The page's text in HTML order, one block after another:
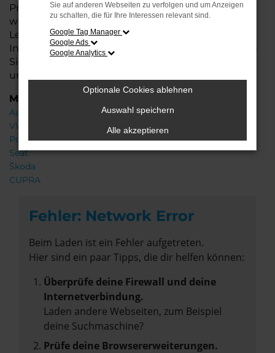
Profitieren Sie von unseren zusätzlichenServices
wie attraktiven Finanzierungsmöglichkeiten,
Leasingangeboten und der bequemen
Inzahlungnahme Ihres alten Fahrzeugs. Besuchen
Sie uns und überzeugen Sie sich von der Qualität
und dem Service, den wir Ihnen bieten!
Marken
Audi
VW
Porsche
Seat
Škoda
CUPRA
Fehler: Network Error
Beim Laden ist ein Fehler aufgetreten.
Hier sind ein paar Tipps, die dir helfen können:
Überprüfe deine Firewall und deine
Internetverbindung.
Laden andere Webseiten, zum Beispiel
deine Suchmaschine?
Prüfe deine Browsererweiterungen.
Sie auf anderen Webseiten zu verfolgen und um Anzeigen
zu schalten, die für Ihre Interessen relevant sind.
Google Tag Manager
Google Ads
Google Analytics
Optionale Cookies ablehnen
Auswahl speichern
Alle akzeptieren